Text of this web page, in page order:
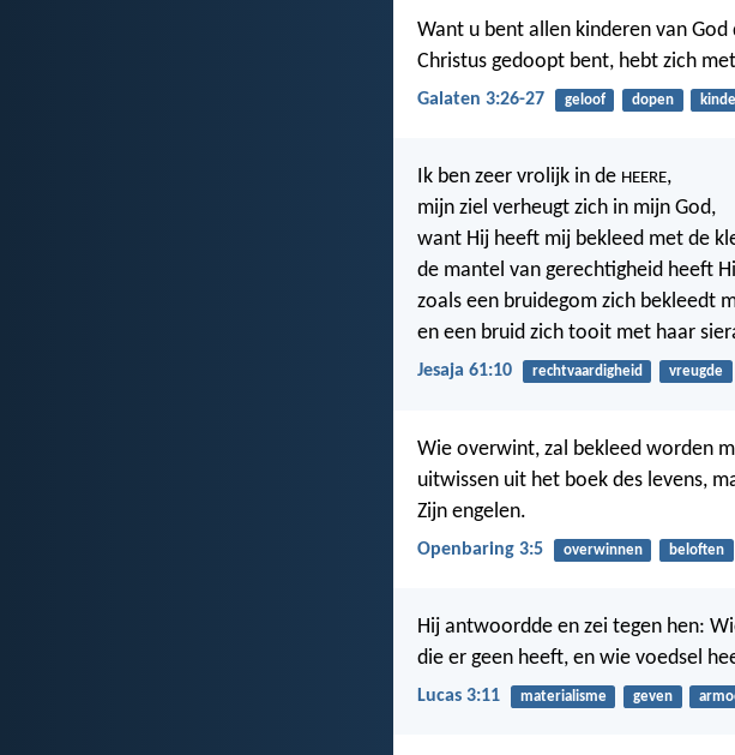
Want u bent allen kinderen van
Christus gedoopt bent, hebt zich
Galaten 3:26-27 geloof dopen
Ik ben zeer vrolijk in de HEERE,
mijn ziel verheugt zich in mijn God,
want Hij heeft mij bekleed met de
de mantel van gerechtigheid heeft
zoals een bruidegom zich bekleedt
en een bruid zich tooit met haar
Jesaja 61:10 rechtvaardigheid vreugde
Wie overwint, zal bekleed worden
uitwissen uit het boek des levens,
Zijn engelen.
Openbaring 3:5 overwinnen beloften
Hij antwoordde en zei tegen hen:
die er geen heeft, en wie voedsel
Lucas 3:11 materialisme geven